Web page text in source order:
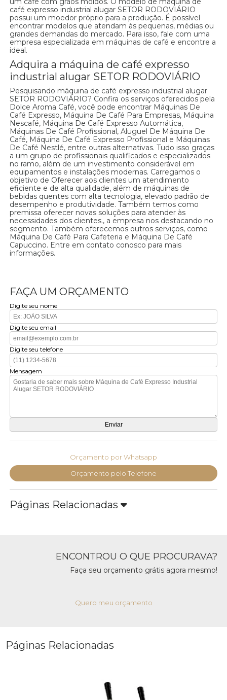
café expresso industrial alugar SETOR RODOVIÁRIO
possui um moedor próprio para a produção. É possível
encontrar modelos que atendam às pequenas, médias ou
grandes demandas do mercado. Para isso, fale com uma
empresa especializada em máquinas de café e encontre a
ideal.
Adquira a máquina de café expresso
industrial alugar SETOR RODOVIÁRIO
Pesquisando máquina de café expresso industrial alugar
SETOR RODOVIÁRIO? Confira os serviços oferecidos pela
Dolce Aroma Café, você pode encontrar Máquinas De
Café Expresso, Máquina De Café Para Empresas, Máquina
Nescafé, Máquina De Café Expresso Automática,
Máquinas De Café Profissional, Aluguel De Máquina De
Café, Máquina De Café Expresso Profissional e Máquinas
De Café Nestlé, entre outras alternativas. Tudo isso graças
a um grupo de profissionais qualificados e especializados
no ramo, além de um investimento considerável em
equipamentos e instalações modernas. Carregamos o
objetivo de Oferecer aos clientes um atendimento
eficiente e de alta qualidade, além de máquinas de
bebidas quentes com alta tecnologia, elevado padrão de
desempenho e produtividade. Também temos como
premissa oferecer novas soluções para atender às
necessidades dos clientes., a empresa nos destacando no
segmento. Também oferecemos outros serviços, como
Máquina De Café Para Cafeteria e Máquina De Café
Capuccino. Entre em contato conosco para mais
informações.
FAÇA UM ORÇAMENTO
Digite seu nome
Digite seu email
Digite seu telefone
Mensagem
Orçamento por Whatsapp
Orçamento pelo Telefone
Páginas Relacionadas
ENCONTROU O QUE PROCURAVA?
Faça seu orçamento grátis agora mesmo!
Quero meu orçamento
Páginas Relacionadas